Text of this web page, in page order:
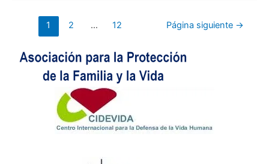
activistas
provida:
impactante
testimonio
Navegación
entradas
1 2 … 12 Página siguiente →